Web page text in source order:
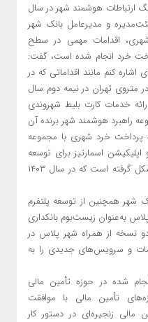
ارتباطات هوشمند شهر در سال
و مدیرعامل بانک شهر
اقدامات مهمی در سطح
خرد انجام شده است، گفت:
اشاره کنم مانند اقداماتی که در
متروی تهران در نیمه دوم سال
خدمات کارت بلیط شهروندی
که در اسفند سال ۱۴۰۲ مجموعه راهبرد هوشمند شهر برنده آن
پرداخت خرد شهری با مجموعه
اپلیکیشن اسمارتیز برای توسعه
پرداخت هوشمند خدمات شهری نیز شکل گرفته است که در سال ۱۴۰۳
شهر همچنین از توسعه پلتفرم
به‌عنوان زیست‌بوم بانکداری
نسخه از همراه شهر پلاس در
خدمات و سرویس‌های جدیدی را به
شده در حوزه تأمین مالی
تأمین مالی با موافقت
زنجیره‌ای در دستور کار